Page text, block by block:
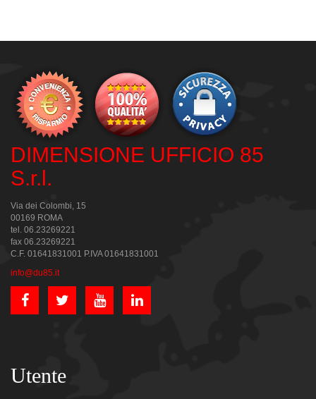
DIMENSIONE UFFICIO 85
S.r.l.
Via dei Colombi, 15
00169 ROMA
tel. 06.23269221
fax 06.23269221
C.F. 01641831001 P.IVA 01641831001
info@du85.it
Utente